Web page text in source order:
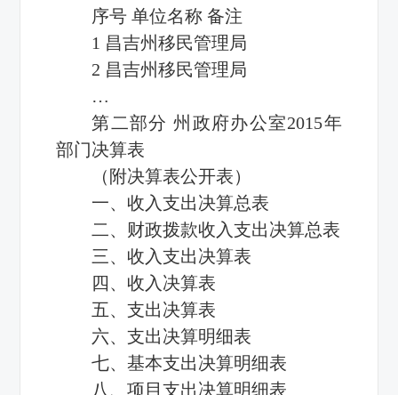
序号 单位名称 备注
1 昌吉州移民管理局
2 昌吉州移民管理局
…
第二部分 州政府办公室2015年
部门决算表
（附决算表公开表）
一、收入支出决算总表
二、财政拨款收入支出决算总表
三、收入支出决算表
四、收入决算表
五、支出决算表
六、支出决算明细表
七、基本支出决算明细表
八、项目支出决算明细表